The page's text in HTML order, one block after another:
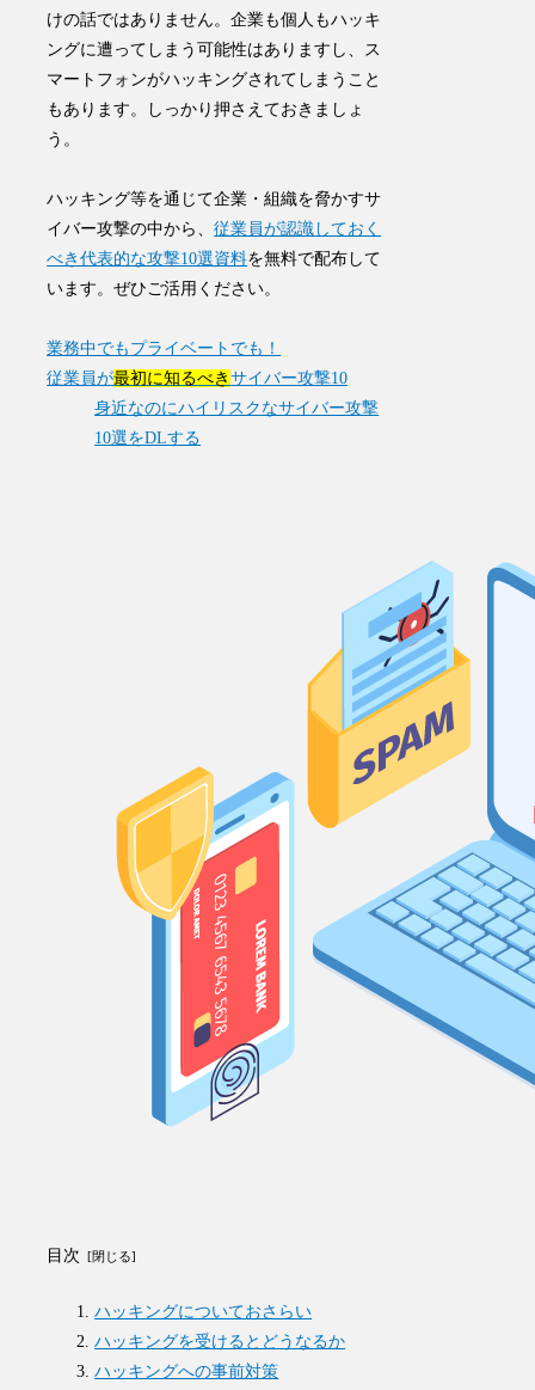
けの話ではありません。企業も個人もハッキ
ングに遭ってしまう可能性はありますし、ス
マートフォンがハッキングされてしまうこと
もあります。しっかり押さえておきましょ
う。
ハッキング等を通じて企業・組織を脅かすサ
イバー攻撃の中から、従業員が認識しておく
べき代表的な攻撃10選資料を無料で配布して
います。ぜひご活用ください。
業務中でもプライベートでも！
従業員が最初に知るべきサイバー攻撃10
身近なのにハイリスクなサイバー攻撃
10選をDLする
目次
ハッキングについておさらい
ハッキングを受けるとどうなるか
ハッキングへの事前対策